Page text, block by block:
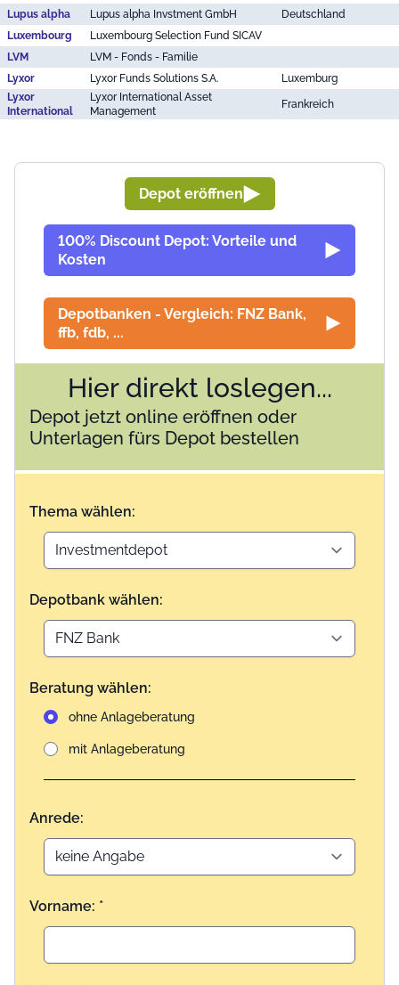
Lupus alpha
Lupus alpha Invstment GmbH
Deutschland
Luxembourg
Luxembourg Selection Fund SICAV
LVM
LVM - Fonds - Familie
Lyxor
Lyxor Funds Solutions S.A.
Luxemburg
Lyxor
International
Lyxor International Asset
Management
Frankreich
Depot eröffnen
100% Discount Depot: Vorteile und
Kosten
Depotbanken - Vergleich: FNZ Bank,
ffb, fdb, ...
Hier direkt loslegen...
Depot jetzt online eröffnen oder
Unterlagen fürs Depot bestellen
Thema wählen:
Depotbank wählen:
Beratung wählen:
ohne Anlageberatung
mit Anlageberatung
Anrede:
Vorname: *